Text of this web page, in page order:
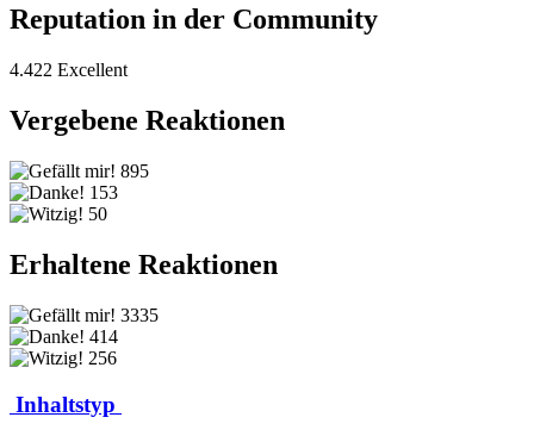
Reputation in der Community
4.422 Excellent
Vergebene Reaktionen
895
153
50
Erhaltene Reaktionen
3335
414
256
Inhaltstyp